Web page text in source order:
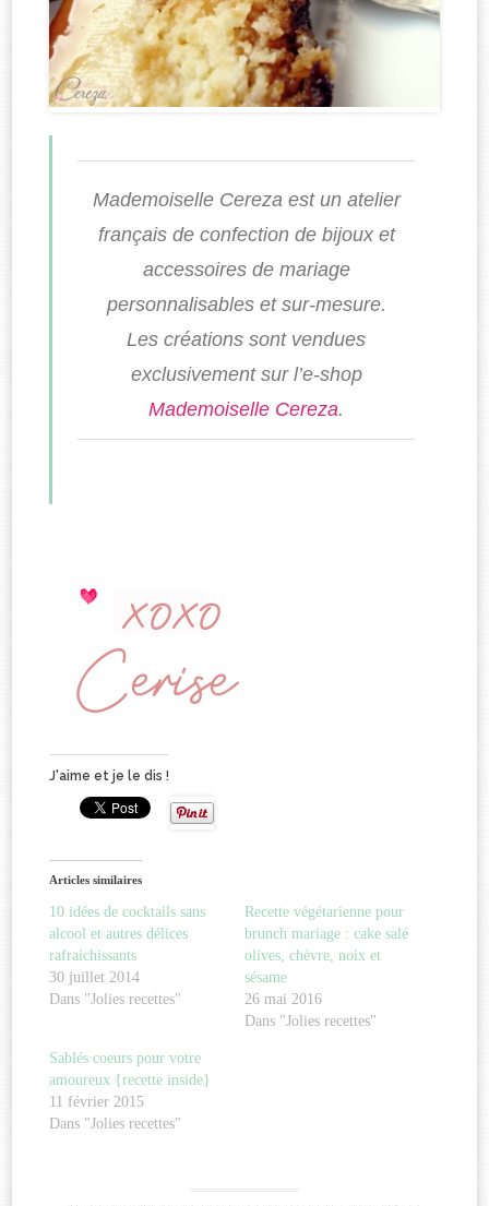
Mademoiselle Cereza est un atelier
français de confection de bijoux et
accessoires de mariage
personnalisables et sur-mesure.
Les créations sont vendues
exclusivement sur l’e-shop
Mademoiselle Cereza.
J'aime et je le dis !
Articles similaires
10 idées de cocktails sans
alcool et autres délices
rafraichissants
30 juillet 2014
Dans "Jolies recettes"
Recette végétarienne pour
brunch mariage : cake salé
olives, chèvre, noix et
sésame
26 mai 2016
Dans "Jolies recettes"
Sablés coeurs pour votre
amoureux {recette inside}
11 février 2015
Dans "Jolies recettes"